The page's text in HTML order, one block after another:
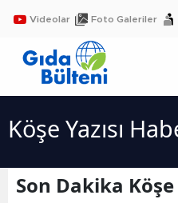
Videolar Foto Galeriler
Köşe Yazısı
Son Dakika Köşe